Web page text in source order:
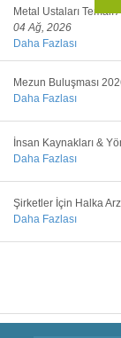
Metal Ustaları
04 Ağ, 2026
Daha Fazlası
Mezun Buluşması
Daha Fazlası
İnsan Kaynakları &
Daha Fazlası
Şirketler İçin Halka
Daha Fazlası